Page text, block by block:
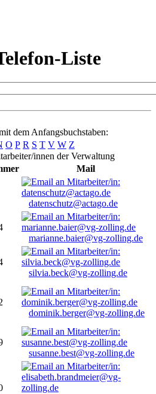
Liste
dem Anfangsbuchstaben:
O P R S T V W Z
innen der Verwaltung
Mail
datenschutz@actago.de
marianne.baier@vg-zolling.de
silvia.beck@vg-zolling.de
dominik.berger@vg-zolling.de
susanne.best@vg-zolling.de